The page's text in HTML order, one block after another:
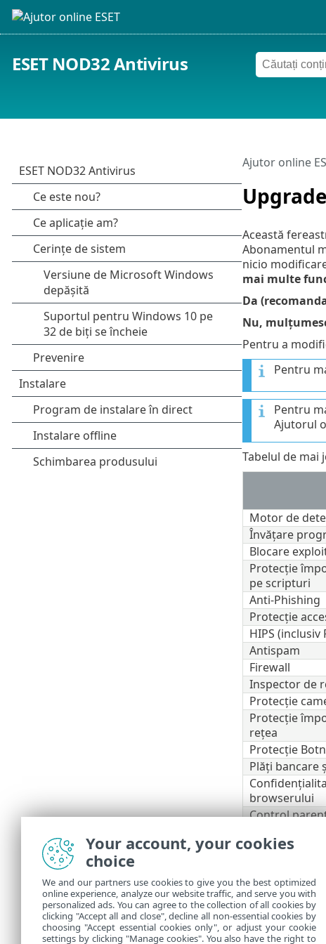
ESET NOD32 Antivirus
Ajutor online
Această
Abonamentul
nicio
mai multe
Da
Nu,
Pentru a
Pentru
Pentru
Ajutorul
Tabelul de mai
Motor de
Învățare
Blocare
Protecție
pe scripturi
Anti-Phishing
Protecţie
HIPS (inclusiv
Antispam
Firewall
Inspector de
Protecție
Protecție
rețea
Protecție
Plăți bancare
browserului
Control
ESET Secure
ESET Folder
VPN
Protecția
Your account, your cookies
choice
We and our partners use cookies to give you the best optimized
online experience, analyze our website traffic, and serve you with
personalized ads. You can agree to the collection of all cookies by
clicking "Accept all and close", decline all non-essential cookies by
choosing "Accept essential cookies only", or adjust your cookie
settings by clicking "Manage cookies". You also have the right to